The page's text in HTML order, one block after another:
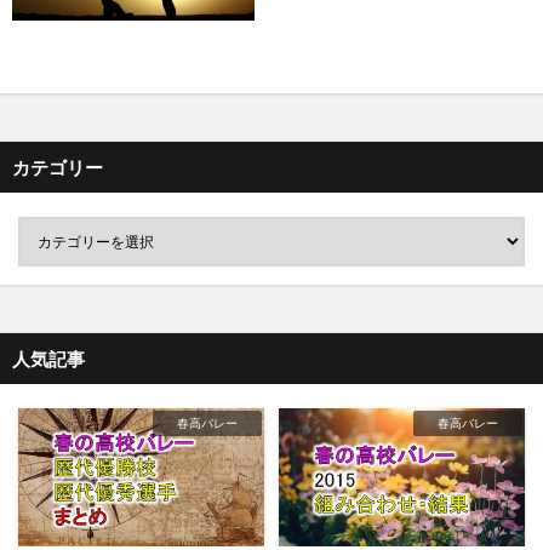
カテゴリー
人気記事
春高バレー 春高バレー